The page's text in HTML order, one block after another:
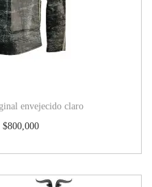
envejecido claro
$800,000